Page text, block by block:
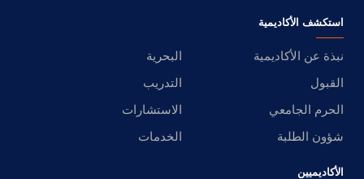
استكشف الأكاديمية
نبذة عن الأكاديمية
البحرية
القبول
التدريب
الحرم الجامعي
الاستشارات
شؤون الطلبة
الخدمات
الأكاديميين